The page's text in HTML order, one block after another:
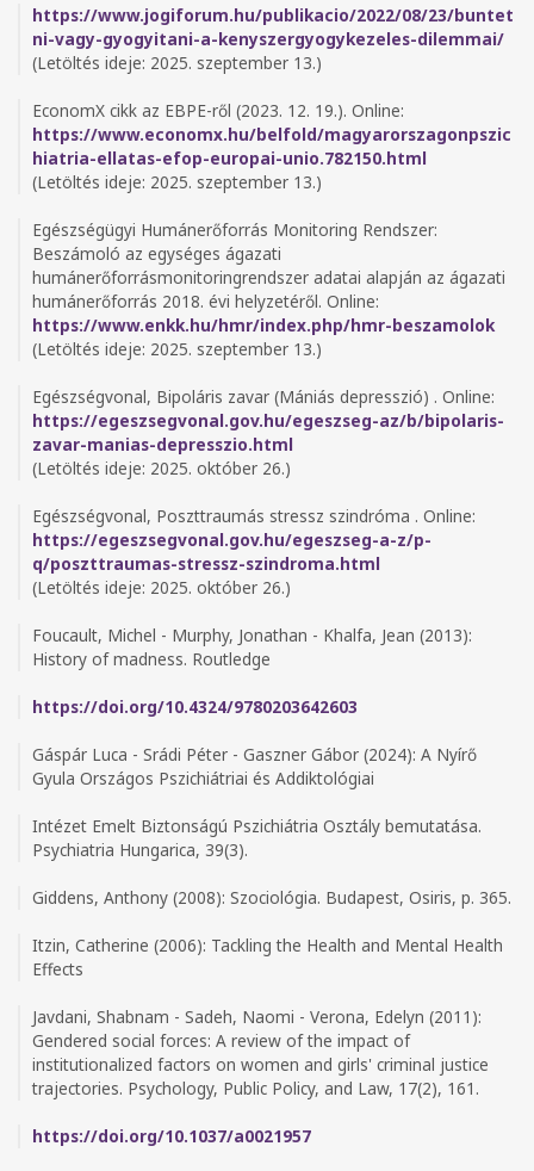
https://www.jogiforum.hu/publikacio/2022/08/23/buntet
ni-vagy-gyogyitani-a-kenyszergyogykezeles-dilemmai/
(Letöltés ideje: 2025. szeptember 13.)
EconomX cikk az EBPE-ről (2023. 12. 19.). Online:
https://www.economx.hu/belfold/magyarorszagonpszic
hiatria-ellatas-efop-europai-unio.782150.html
(Letöltés ideje: 2025. szeptember 13.)
Egészségügyi Humánerőforrás Monitoring Rendszer:
Beszámoló az egységes ágazati
humánerőforrásmonitoringrendszer adatai alapján az ágazati
humánerőforrás 2018. évi helyzetéről. Online:
https://www.enkk.hu/hmr/index.php/hmr-beszamolok
(Letöltés ideje: 2025. szeptember 13.)
Egészségvonal, Bipoláris zavar (Mániás depresszió) . Online:
https://egeszsegvonal.gov.hu/egeszseg-az/b/bipolaris-
zavar-manias-depresszio.html
(Letöltés ideje: 2025. október 26.)
Egészségvonal, Poszttraumás stressz szindróma . Online:
https://egeszsegvonal.gov.hu/egeszseg-a-z/p-
q/poszttraumas-stressz-szindroma.html
(Letöltés ideje: 2025. október 26.)
Foucault, Michel - Murphy, Jonathan - Khalfa, Jean (2013):
History of madness. Routledge
https://doi.org/10.4324/9780203642603
Gáspár Luca - Srádi Péter - Gaszner Gábor (2024): A Nyírő
Gyula Országos Pszichiátriai és Addiktológiai
Intézet Emelt Biztonságú Pszichiátria Osztály bemutatása.
Psychiatria Hungarica, 39(3).
Giddens, Anthony (2008): Szociológia. Budapest, Osiris, p. 365.
Itzin, Catherine (2006): Tackling the Health and Mental Health
Effects
Javdani, Shabnam - Sadeh, Naomi - Verona, Edelyn (2011):
Gendered social forces: A review of the impact of
institutionalized factors on women and girls' criminal justice
trajectories. Psychology, Public Policy, and Law, 17(2), 161.
https://doi.org/10.1037/a0021957